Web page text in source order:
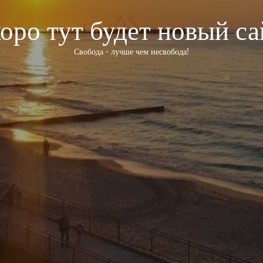
тут будет новый
Свобода - лучше чем несвобода!